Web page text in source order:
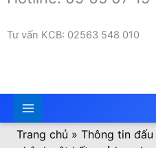
Tư vấn KCB: 02563 548 010
Trang chủ » Thông tin đấu